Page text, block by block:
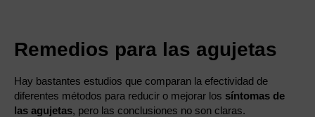
Remedios para las agujetas
Hay bastantes estudios que comparan la efectividad de
diferentes métodos para reducir o mejorar los síntomas de
las agujetas, pero las conclusiones no son claras.